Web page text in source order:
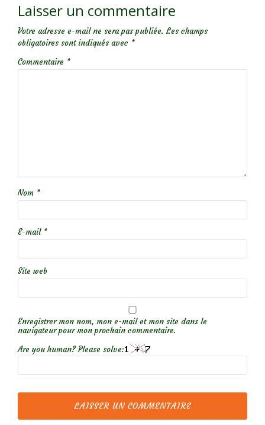
Laisser un commentaire
Votre adresse e-mail ne sera pas publiée. Les champs
obligatoires sont indiqués avec *
Commentaire *
Nom *
E-mail *
Site web
Enregistrer mon nom, mon e-mail et mon site dans le
navigateur pour mon prochain commentaire.
Are you human? Please solve: